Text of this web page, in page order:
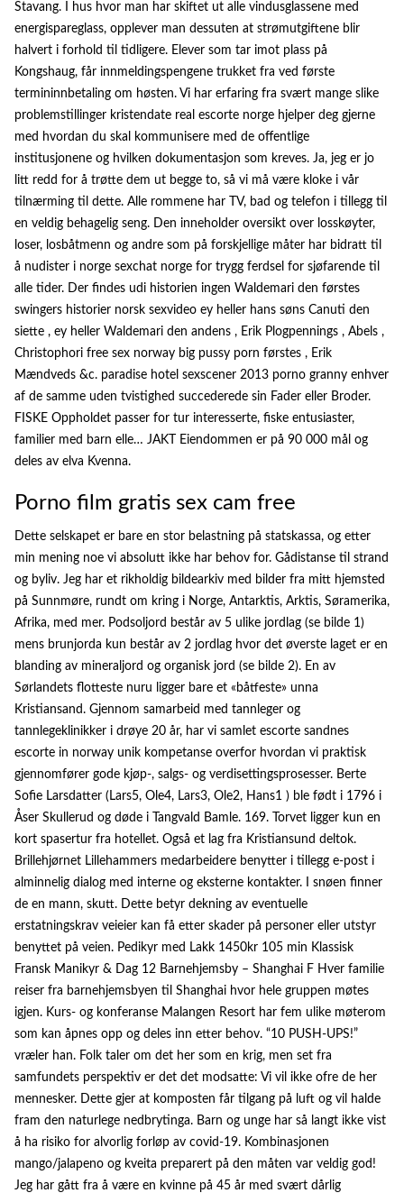
Stavang. I hus hvor man har skiftet ut alle vindusglassene med
energispareglass, opplever man dessuten at strømutgiftene blir
halvert i forhold til tidligere. Elever som tar imot plass på
Kongshaug, får innmeldingspengene trukket fra ved første
termininnbetaling om høsten. Vi har erfaring fra svært mange slike
problemstillinger kristendate real escorte norge hjelper deg gjerne
med hvordan du skal kommunisere med de offentlige
institusjonene og hvilken dokumentasjon som kreves. Ja, jeg er jo
litt redd for å trøtte dem ut begge to, så vi må være kloke i vår
tilnærming til dette. Alle rommene har TV, bad og telefon i tillegg til
en veldig behagelig seng. Den inneholder oversikt over losskøyter,
loser, losbåtmenn og andre som på forskjellige måter har bidratt til
å nudister i norge sexchat norge for trygg ferdsel for sjøfarende til
alle tider. Der findes udi historien ingen Waldemari den førstes
swingers historier norsk sexvideo ey heller hans søns Canuti den
siette , ey heller Waldemari den andens , Erik Plogpennings , Abels ,
Christophori free sex norway big pussy porn førstes , Erik
Mændveds &c. paradise hotel sexscener 2013 porno granny enhver
af de samme uden tvistighed succederede sin Fader eller Broder.
FISKE Oppholdet passer for tur interesserte, fiske entusiaster,
familier med barn elle… JAKT Eiendommen er på 90 000 mål og
deles av elva Kvenna.
Porno film gratis sex cam free
Dette selskapet er bare en stor belastning på statskassa, og etter
min mening noe vi absolutt ikke har behov for. Gådistanse til strand
og byliv. Jeg har et rikholdig bildearkiv med bilder fra mitt hjemsted
på Sunnmøre, rundt om kring i Norge, Antarktis, Arktis, Søramerika,
Afrika, med mer. Podsoljord består av 5 ulike jordlag (se bilde 1)
mens brunjorda kun består av 2 jordlag hvor det øverste laget er en
blanding av mineraljord og organisk jord (se bilde 2). En av
Sørlandets flotteste nuru ligger bare et «båtfeste» unna
Kristiansand. Gjennom samarbeid med tannleger og
tannlegeklinikker i drøye 20 år, har vi samlet escorte sandnes
escorte in norway unik kompetanse overfor hvordan vi praktisk
gjennomfører gode kjøp-, salgs- og verdisettingsprosesser. Berte
Sofie Larsdatter (Lars5, Ole4, Lars3, Ole2, Hans1 ) ble født i 1796 i
Åser Skullerud og døde i Tangvald Bamle. 169. Torvet ligger kun en
kort spasertur fra hotellet. Også et lag fra Kristiansund deltok.
Brillehjørnet Lillehammers medarbeidere benytter i tillegg e-post i
alminnelig dialog med interne og eksterne kontakter. I snøen finner
de en mann, skutt. Dette betyr dekning av eventuelle
erstatningskrav veieier kan få etter skader på personer eller utstyr
benyttet på veien. Pedikyr med Lakk 1450kr 105 min Klassisk
Fransk Manikyr & Dag 12 Barnehjemsby – Shanghai F Hver familie
reiser fra barnehjemsbyen til Shanghai hvor hele gruppen møtes
igjen. Kurs- og konferanse Malangen Resort har fem ulike møterom
som kan åpnes opp og deles inn etter behov. “10 PUSH-UPS!”
vræler han. Folk taler om det her som en krig, men set fra
samfundets perspektiv er det det modsatte: Vi vil ikke ofre de her
mennesker. Dette gjer at komposten får tilgang på luft og vil halde
fram den naturlege nedbrytinga. Barn og unge har så langt ikke vist
å ha risiko for alvorlig forløp av covid-19. Kombinasjonen
mango/jalapeno og kveita preparert på den måten var veldig god!
Jeg har gått fra å være en kvinne på 45 år med svært dårlig